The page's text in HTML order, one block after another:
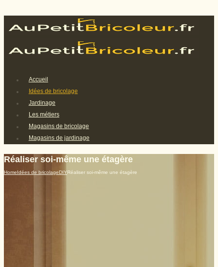
Accueil
Idées de bricolage
Jardinage
Les métiers
Magasins de bricolage
Magasins de jardinage
Réaliser soi-même une étagère
HomeIdées de bricolageDIYRéaliser soi-même une étagère